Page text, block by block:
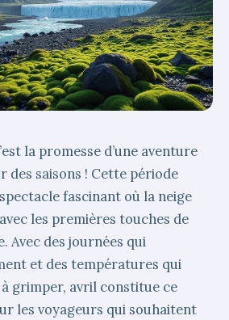
la promesse d’une aventure
des saisons ! Cette période
fascinant où la neige
les premières touches de
Avec des journées qui
et des températures qui
grimper, avril constitue ce
les voyageurs qui souhaitent